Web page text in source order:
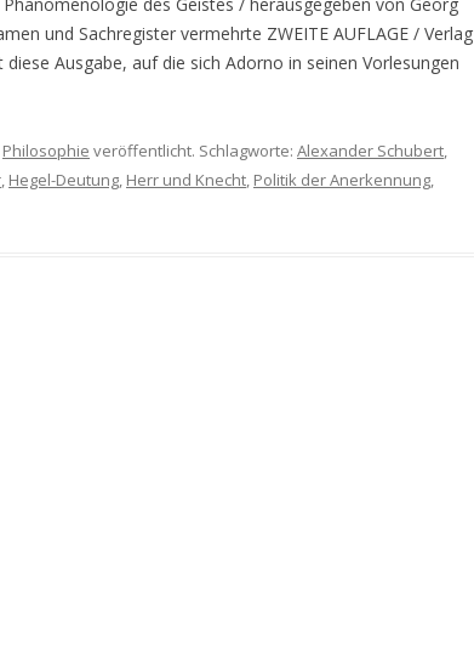
und Sachregister vermehrte ZWEITE AUFLAGE / Verlag
Ausgabe, auf die sich Adorno in seinen Vorlesungen
Philosophie veröffentlicht. Schlagworte: Alexander Schubert,
, Hegel-Deutung, Herr und Knecht, Politik der Anerkennung,